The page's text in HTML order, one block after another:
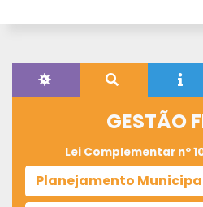
GESTÃO
Lei Complementar nº
Planejamento